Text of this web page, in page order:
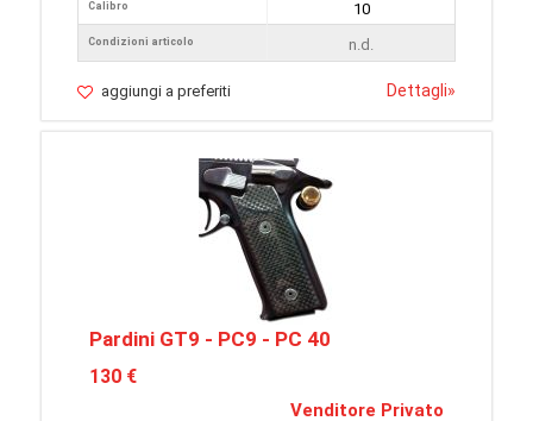
Calibro
Condizioni articolo
10
n.d.
aggiungi a preferiti Dettagli»
Pardini GT9 - PC9 - PC 40
130 €
Venditore Privato